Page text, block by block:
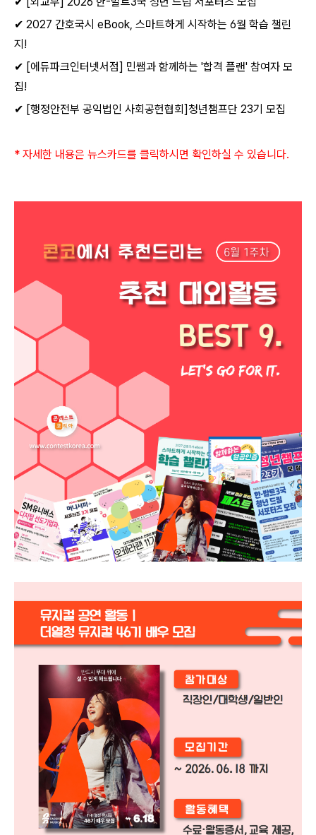
✔ 2027 간호국시 eBook, 스마트하게 시작하는 6월 학습 챌린
지!
✔ [에듀파크인터넷서점] 민쌤과 함께하는 '합격 플랜' 참여자 모
집!
✔ [행정안전부 공익법인 사회공헌협회]청년챔프단 23기 모집
* 자세한 내용은 뉴스카드를 클릭하시면 확인하실 수 있습니다.